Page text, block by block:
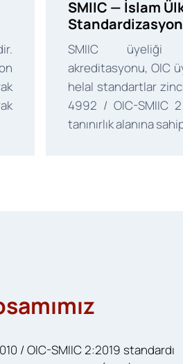
SMIIC — İslam
SMIIC üyeliği
akreditasyonu, OIC
helal standartlar
4992 / OIC-SMIIC
tanınırlık alanına
/ OIC-SMIIC 2:2019 standardı